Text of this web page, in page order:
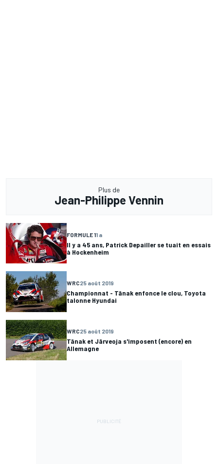
Plus de
Jean-Philippe Vennin
FORMULE 11 a
Il y a 45 ans, Patrick Depailler se tuait en essais
à Hockenheim
WRC25 août 2019
Championnat - Tänak enfonce le clou, Toyota
talonne Hyundai
WRC25 août 2019
Tänak et Järveoja s'imposent (encore) en
Allemagne